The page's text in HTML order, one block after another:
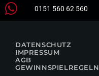
0151 560 62 560
DATENSCHUTZ
IMPRESSUM
AGB
GEWINNSPIELREGELN